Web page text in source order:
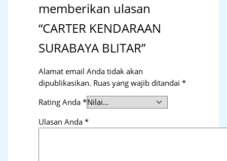
memberikan ulasan
“CARTER KENDARAAN
SURABAYA BLITAR”
Alamat email Anda tidak akan
dipublikasikan. Ruas yang wajib ditandai*
Rating Anda*
Ulasan Anda*